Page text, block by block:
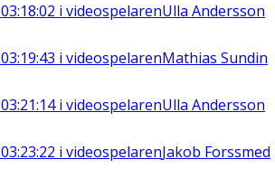
03:18:02 i videospelarenUlla Andersson
03:19:43 i videospelarenMathias Sundin
03:21:14i videospelarenUlla Andersson
03:23:22 i videospelarenJakob Forssmed